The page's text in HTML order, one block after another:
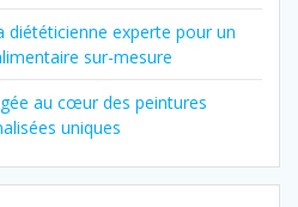
diététicienne experte pour un
sur-mesure
au cœur des peintures
uniques